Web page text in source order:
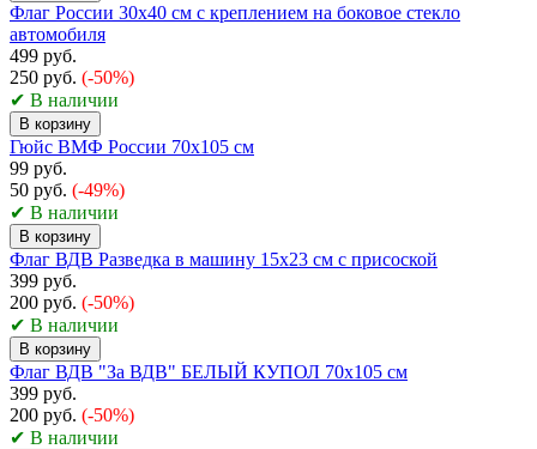
Флаг России 30х40 см с креплением на боковое стекло
автомобиля
499 руб.
250 руб. (-50%)
✔ В наличии
В корзину
Гюйс ВМФ России 70х105 см
99 руб.
50 руб. (-49%)
✔ В наличии
В корзину
Флаг ВДВ Разведка в машину 15x23 см с присоской
399 руб.
200 руб. (-50%)
✔ В наличии
В корзину
Флаг ВДВ "За ВДВ" БЕЛЫЙ КУПОЛ 70х105 см
399 руб.
200 руб. (-50%)
✔ В наличии